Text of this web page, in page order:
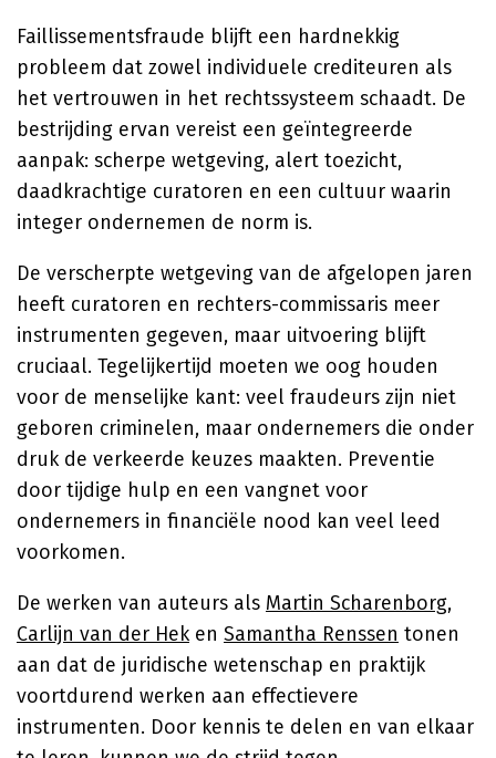
Faillissementsfraude blijft een hardnekkig
probleem dat zowel individuele crediteuren als
het vertrouwen in het rechtssysteem schaadt. De
bestrijding ervan vereist een geïntegreerde
aanpak: scherpe wetgeving, alert toezicht,
daadkrachtige curatoren en een cultuur waarin
integer ondernemen de norm is.
De verscherpte wetgeving van de afgelopen jaren
heeft curatoren en rechters-commissaris meer
instrumenten gegeven, maar uitvoering blijft
cruciaal. Tegelijkertijd moeten we oog houden
voor de menselijke kant: veel fraudeurs zijn niet
geboren criminelen, maar ondernemers die onder
druk de verkeerde keuzes maakten. Preventie
door tijdige hulp en een vangnet voor
ondernemers in financiële nood kan veel leed
voorkomen.
De werken van auteurs als Martin Scharenborg,
Carlijn van der Heken Samantha Renssen tonen
aan dat de juridische wetenschap en praktijk
voortdurend werken aan effectievere
instrumenten. Door kennis te delen en van elkaar